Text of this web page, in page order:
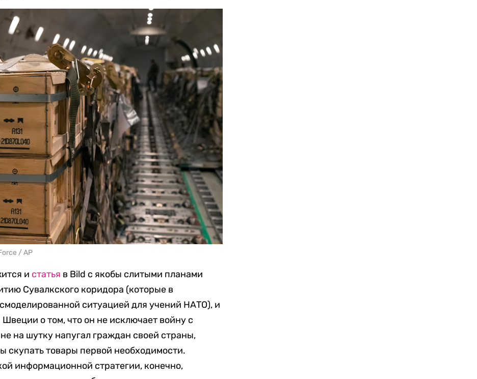
/ AP
и статья в Bild с якобы слитыми планами
Сувалкского коридора (которые в
ситуацией для учений НАТО), и
о том, что он не исключает войну с
на шутку напугал граждан своей страны,
скупать товары первой необходимости.
информационной стратегии, конечно,